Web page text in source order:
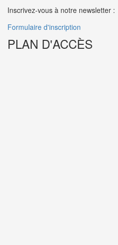
Inscrivez-vous à notre newsletter :
Formulaire d'inscription
PLAN D'ACCÈS